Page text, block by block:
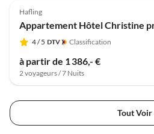
Hafling
4/ 5 Classification
à partir de 1 386,- €
2 voyageurs / 7 Nuits
Tout Voir